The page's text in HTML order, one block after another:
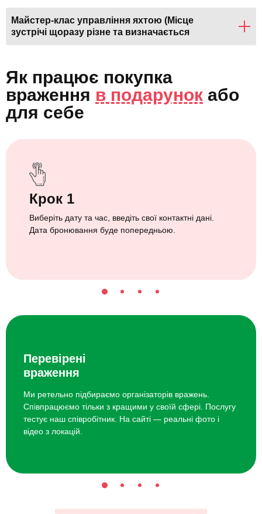
Майстер-клас управління яхтою (Місце
зустрічі щоразу різне та визначається
партнером, яхта Platu 25)
Як працює покупка
враження в подарунок або
для себе
Крок 1
Виберіть дату та час, введіть свої контактні дані.
Дата бронювання буде попередньою.
Перевірені
враження
Ми ретельно підбираємо організаторів вражень.
Співпрацюємо тільки з кращими у своїй сфері. Послугу
тестує наш співробітник. На сайті — реальні фото і
відео з локацій.